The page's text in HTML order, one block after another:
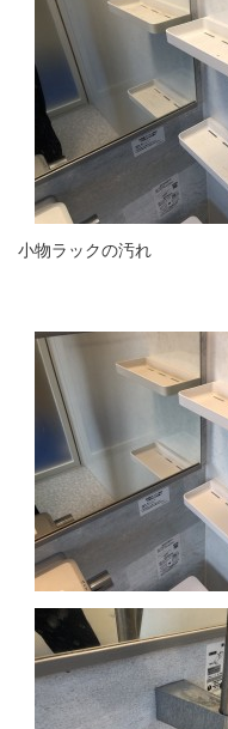
小物ラックの汚れ